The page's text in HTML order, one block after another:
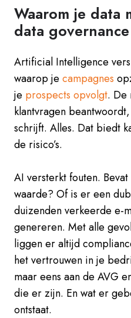
Waarom je data
data
Artificial Intelligence
waarop je campagnes
je prospects opvolgt. De
klantvragen
schrijft. Alles. Dat biedt
de risico’s.
AI versterkt fouten.
waarde? Of is er een
duizenden verkeerde e-
genereren. Met alle
liggen er altijd
het vertrouwen in je
maar eens aan de AVG
die er zijn. En wat er
ontstaat.